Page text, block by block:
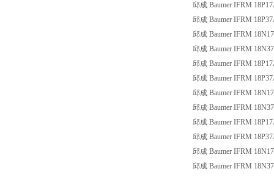
邱成 Baumer IFRM
邱成 Baumer IFRM
邱成 Baumer IFRM
邱成 Baumer IFRM
邱成 Baumer IFRM
邱成 Baumer IFRM
邱成 Baumer IFRM
邱成 Baumer IFRM
邱成 Baumer IFRM
邱成 Baumer IFRM
邱成 Baumer IFRM
邱成 Baumer IFRM